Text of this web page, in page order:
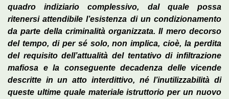
quadro indiziario complessivo, dal quale possa
ritenersi attendibile l’esistenza di un condizionamento
da parte della criminalità organizzata. Il mero decorso
del tempo, di per sé solo, non implica, cioè, la perdita
del requisito dell’attualità del tentativo di infiltrazione
mafiosa e la conseguente decadenza delle vicende
descritte in un atto interdittivo, né l’inutilizzabilità di
queste ultime quale materiale istruttorio per un nuovo